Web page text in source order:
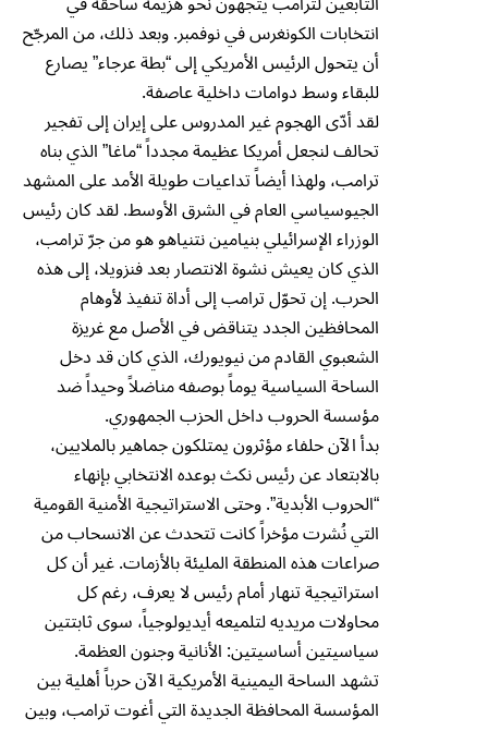
انتخابات الكونغرس في نوفمبر. وبعد ذلك، من المرجّح
أن يتحول الرئيس الأمريكي إلى “بطة عرجاء” يصارع
للبقاء وسط دوامات داخلية عاصفة.
لقد أدّى الهجوم غير المدروس على إيران إلى تفجير
تحالف لنجعل أمريكا عظيمة مجدداً “ماغا” الذي بناه
ترامب، ولهذا أيضاً تداعيات طويلة الأمد على المشهد
الجيوسياسي العام في الشرق الأوسط. لقد كان رئيس
الوزراء الإسرائيلي بنيامين نتنياهو هو من جرّ ترامب،
الذي كان يعيش نشوة الانتصار بعد فنزويلا، إلى هذه
الحرب. إن تحوّل ترامب إلى أداة تنفيذ لأوهام
المحافظين الجدد يتناقض في الأصل مع غريزة
الشعبوي القادم من نيويورك، الذي كان قد دخل
الساحة السياسية يوماً بوصفه مناضلاً وحيداً ضد
مؤسسة الحروب داخل الحزب الجمهوري.
بدأ الآن حلفاء مؤثرون يمتلكون جماهير بالملايين،
بالابتعاد عن رئيس نكث بوعده الانتخابي بإنهاء
“الحروب الأبدية”. وحتى الاستراتيجية الأمنية القومية
التي نُشرت مؤخراً كانت تتحدث عن الانسحاب من
صراعات هذه المنطقة المليئة بالأزمات. غير أن كل
استراتيجية تنهار أمام رئيس لا يعرف، رغم كل
محاولات مريديه لتلميعه أيديولوجياً، سوى ثابتتين
سياسيتين أساسيتين: الأنانية وجنون العظمة.
تشهد الساحة اليمينية الأمريكية الآن حرباً أهلية بين
المؤسسة المحافظة الجديدة التي أغوت ترامب، وبين